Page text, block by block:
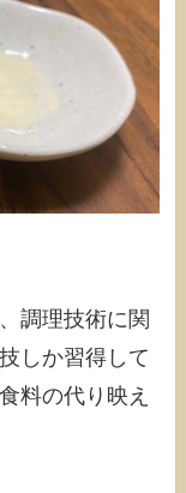
調理技術に関
しか習得して
料の代り映え